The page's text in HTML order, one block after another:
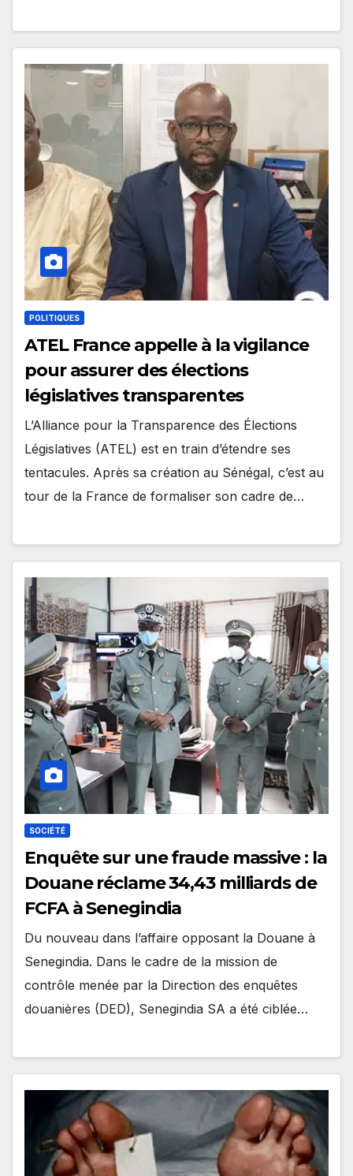
POLITIQUES
ATEL France appelle à la vigilance
pour assurer des élections
législatives transparentes
L’Alliance pour la Transparence des Élections
Législatives (ATEL) est en train d’étendre ses
tentacules. Après sa création au Sénégal, c’est au
tour de la France de formaliser son cadre de…
SOCIÉTÉ
Enquête sur une ​fraude massive : la
Douane réclame 34,43 milliards de
FCFA à Senegindia
Du nouveau dans l’affaire opposant la Douane à
Senegindia. Dans le cadre de la mission de
contrôle menée par la Direction des enquêtes
douanières (DED), Senegindia SA a été ciblée…